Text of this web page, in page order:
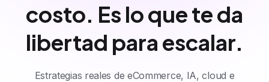
costo. Es lo que te da
libertad para escalar.
Estrategias reales de eCommerce, IA, cloud e